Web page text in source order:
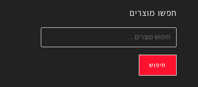
חפשו מוצרים
חיפוש